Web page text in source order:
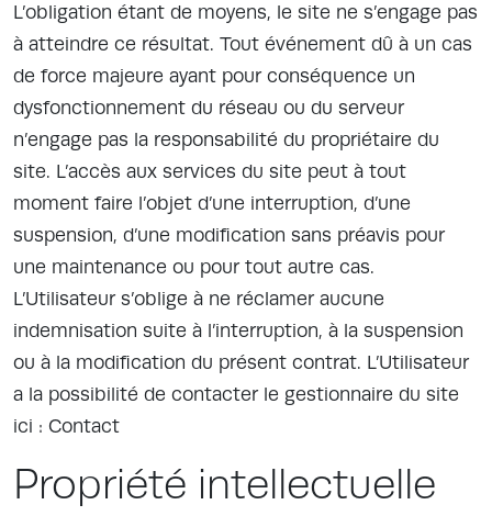
L’obligation étant de moyens, le site ne s’engage pas
à atteindre ce résultat. Tout événement dû à un cas
de force majeure ayant pour conséquence un
dysfonctionnement du réseau ou du serveur
n’engage pas la responsabilité du propriétaire du
site. L’accès aux services du site peut à tout
moment faire l’objet d’une interruption, d’une
suspension, d’une modification sans préavis pour
une maintenance ou pour tout autre cas.
L’Utilisateur s’oblige à ne réclamer aucune
indemnisation suite à l’interruption, à la suspension
ou à la modification du présent contrat. L’Utilisateur
a la possibilité de contacter le gestionnaire du site
ici : Contact
Propriété intellectuelle